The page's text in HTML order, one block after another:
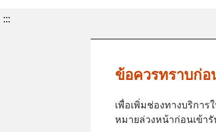
:::
ข้อควรทราบก่
เพื่อเพิ่มช่องทางบริกา
หมายล่วงหน้าก่อนเข้า